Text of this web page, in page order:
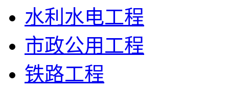
水利水电工程
市政公用工程
铁路工程